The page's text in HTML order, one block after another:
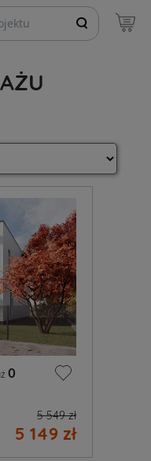
0
5 549 zł
5 149 zł